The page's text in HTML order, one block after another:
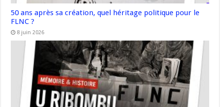
50 ans après sa création, quel héritage politique pour le
FLNC ?
8 juin 2026